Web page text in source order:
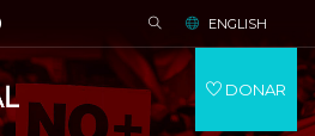
ENGLISH
DONAR